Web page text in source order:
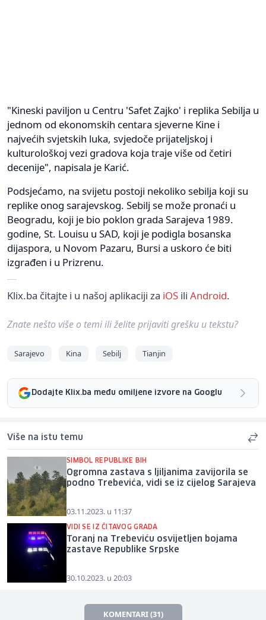
"Kineski paviljon u Centru 'Safet Zajko' i replika Sebilja u
jednom od ekonomskih centara sjeverne Kine i
najvećih svjetskih luka, svjedoče prijateljskoj i
kulturološkoj vezi gradova koja traje više od četiri
decenije", napisala je Karić.
Podsjećamo, na svijetu postoji nekoliko sebilja koji su
replike onog sarajevskog. Sebilj se može pronaći u
Beogradu, koji je bio poklon grada Sarajeva 1989.
godine, St. Louisu u SAD, koji je podigla bosanska
dijaspora, u Novom Pazaru, Bursi a uskoro će biti
izgrađen i u Prizrenu.
Klix.ba čitajte i u našoj aplikaciji za iOS ili Android.
Znate nešto više o temi ili želite prijaviti grešku u tekstu?
Sarajevo Kina Sebilj Tianjin
Dodajte Klix.ba među omiljene izvore na Googlu
Više na istu temu
SIMBOL REPUBLIKE BIH
Ogromna zastava s ljiljanima zavijorila se
podno Trebevića, vidi se iz cijelog Sarajeva
03.11.2023. u 11:37
VIDI SE IZ ČITAVOG GRADA
Toranj na Trebeviću osvijetljen bojama
zastave Republike Srpske
30.10.2023. u 20:03
KOMENTARI (31)